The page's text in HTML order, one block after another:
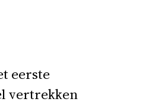
eerste
vertrekken